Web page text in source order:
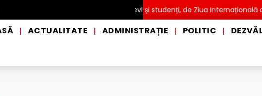
GRATUITĂ pentru copii, elevi și studenți, de Ziua Internațională a
| ACTUALITATE | ADMINISTRAȚIE | POLITIC |